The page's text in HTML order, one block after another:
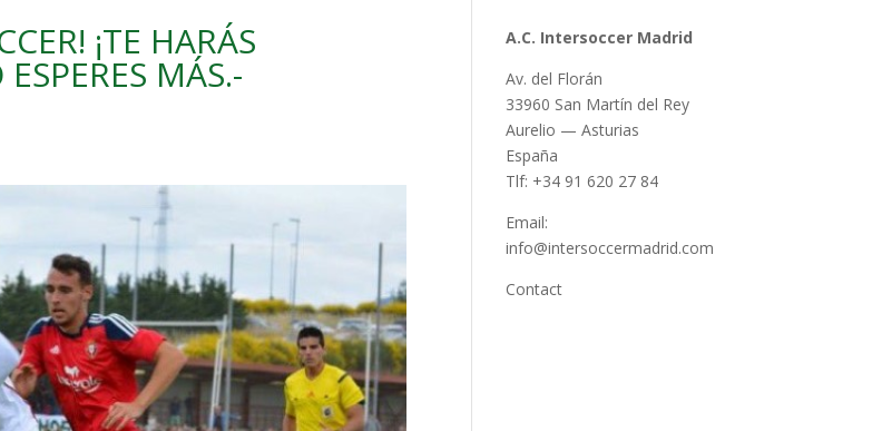
¡TE HARÁS
MÁS.-
A.C. Intersoccer Madrid
Av. del Florán
33960 San Martín del Rey
Aurelio — Asturias
España
Tlf: +34 91 620 27 84
Email:
info@intersoccermadrid.com
Contact